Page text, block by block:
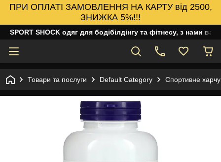
ПРИ ОПЛАТІ ЗАМОВЛЕННЯ НА КАРТУ від 2500,
ЗНИЖКА 5%!!!
SPORT SHOCK одяг для бодібілдінгу та фітнесу, з нами
Товари та послуги Default Category Спортивне